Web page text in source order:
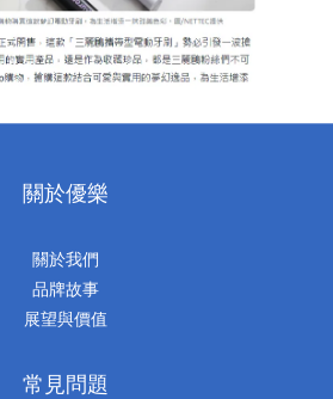
關於優樂
關於我們
品牌故事
展望與價值
常見問題